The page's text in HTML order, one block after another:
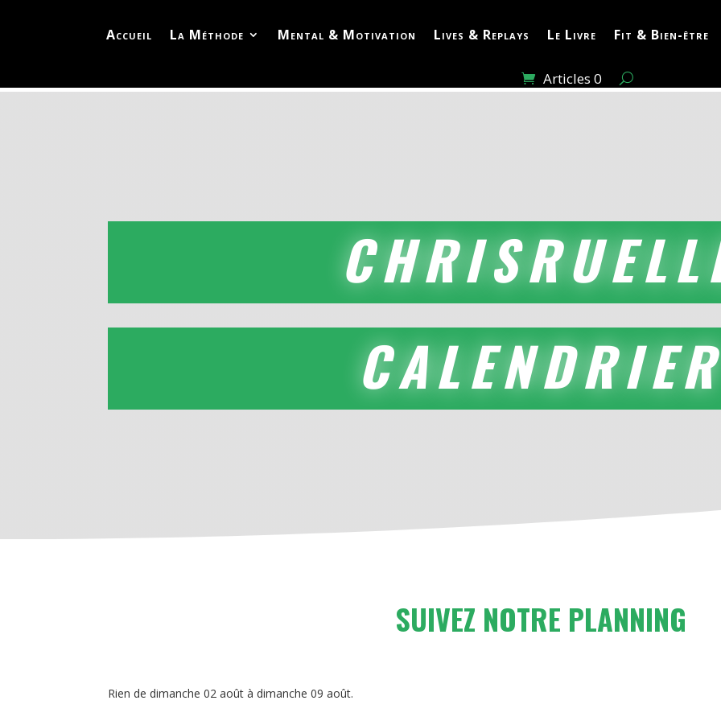
Accueil La Méthode Mental & Motivation Lives & Replays Le Livre Fit & Bien-être
Articles 0
SUIVEZ NOTRE PLANNING
Rien de dimanche 02 août à dimanche 09 août.